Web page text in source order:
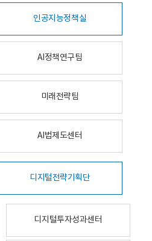
인공지능정책실
AI정책연구팀
미래전략팀
AI법제도센터
디지털전략기획단
디지털투자성과센터